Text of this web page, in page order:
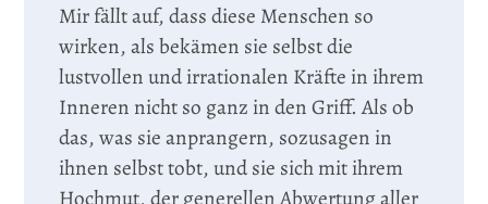
Mir fällt auf, dass diese Menschen so
wirken, als bekämen sie selbst die
lustvollen und irrationalen Kräfte in ihrem
Inneren nicht so ganz in den Griff. Als ob
das, was sie anprangern, sozusagen in
ihnen selbst tobt, und sie sich mit ihrem